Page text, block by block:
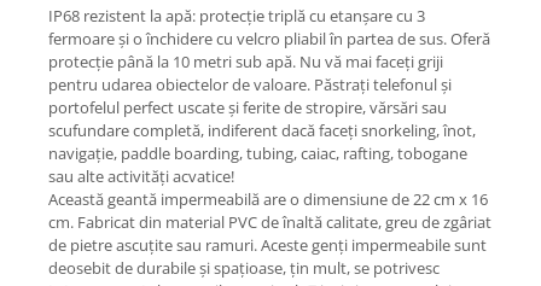
Ingrijire Locuinta
Purificatoare de aer
Fashion
Bijuterii
Ceasuri barbatesti
Ceasuri dama
Cutii, curele si accesorii ceasuri
Genti si accesorii barbati
Genti si accesorii femei
IP68 rezistent la apă: protecție triplă cu etanșare cu 3
fermoare și o închidere cu velcro pliabil în partea de sus. Oferă
protecție până la 10 metri sub apă. Nu vă mai faceți griji
pentru udarea obiectelor de valoare. Păstrați telefonul și
portofelul perfect uscate și ferite de stropire, vărsări sau
scufundare completă, indiferent dacă faceți snorkeling, înot,
navigație, paddle boarding, tubing, caiac, rafting, tobogane
sau alte activități acvatice!
Această geantă impermeabilă are o dimensiune de 22 cm x 16
cm. Fabricat din material PVC de înaltă calitate, greu de zgâriat
de pietre ascuțite sau ramuri. Aceste genți impermeabile sunt
deosebit de durabile și spațioase, țin mult, se potrivesc